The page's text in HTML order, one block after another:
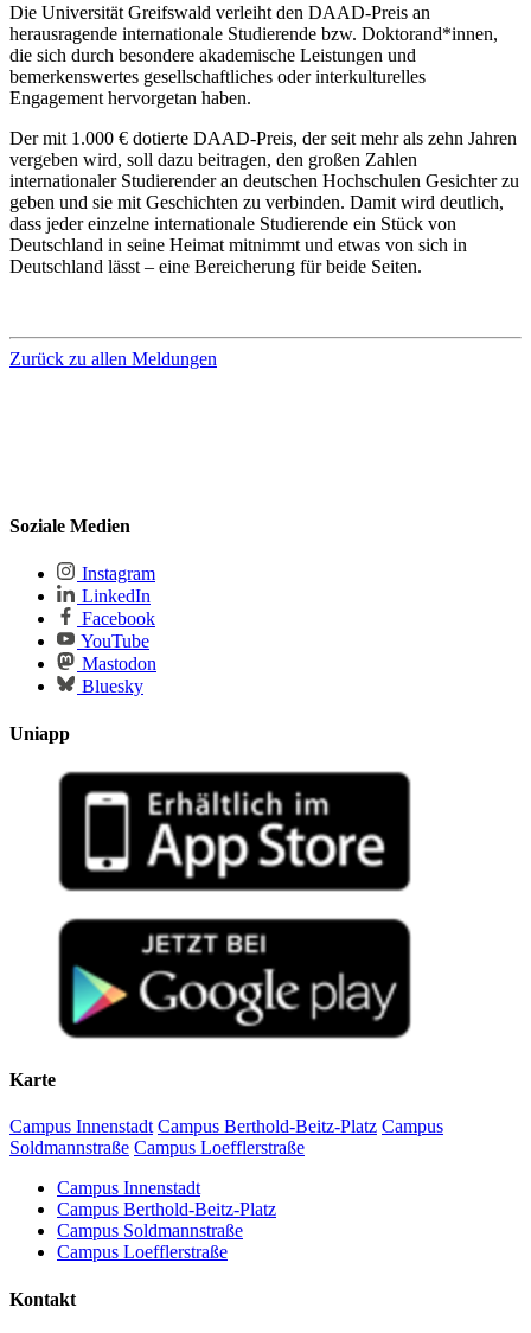
Die Universität Greifswald verleiht den DAAD-Preis an
herausragende internationale Studierende bzw. Doktorand*innen,
die sich durch besondere akademische Leistungen und
bemerkenswertes gesellschaftliches oder interkulturelles
Engagement hervorgetan haben.
Der mit 1.000 € dotierte DAAD-Preis, der seit mehr als zehn Jahren
vergeben wird, soll dazu beitragen, den großen Zahlen
internationaler Studierender an deutschen Hochschulen Gesichter zu
geben und sie mit Geschichten zu verbinden. Damit wird deutlich,
dass jeder einzelne internationale Studierende ein Stück von
Deutschland in seine Heimat mitnimmt und etwas von sich in
Deutschland lässt – eine Bereicherung für beide Seiten.
Zurück zu allen Meldungen
Soziale Medien
Instagram
LinkedIn
Facebook
YouTube
Mastodon
Bluesky
Uniapp
Karte
Campus Innenstadt Campus Berthold-Beitz-Platz Campus
Soldmannstraße Campus Loefflerstraße
Campus Innenstadt
Campus Berthold-Beitz-Platz
Campus Soldmannstraße
Campus Loefflerstraße
Kontakt